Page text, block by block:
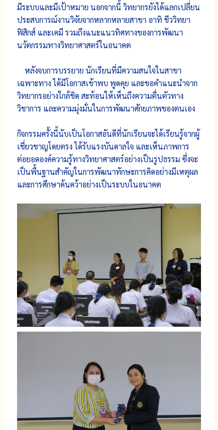
มีระบบและมีเป้าหมาย นอกจากนี้ วิทยากรยังได้แลกเปลี่ยน
ประสบการณ์งานวิจัยจากหลากหลายสาขา อาทิ ชีววิทยา
ฟิสิกส์ และเคมี รวมถึงแนะแนวทิศทางของการพัฒนา
นวัตกรรมทางวิทยาศาสตร์ในอนาคต
หลังจบการบรรยาย นักเรียนที่มีความสนใจในสาขา
เฉพาะทาง ได้มีโอกาสเข้าพบ พูดคุย และขอคำแนะนำจาก
วิทยากรอย่างใกล้ชิด สะท้อนให้เห็นถึงความตื่นตัวทาง
วิชาการ และความมุ่งมั่นในการพัฒนาศักยภาพของตนเอง
กิจกรรมครั้งนี้นับเป็นโอกาสอันดีที่นักเรียนจะได้เรียนรู้จากผู้
เชี่ยวชาญโดยตรง ได้รับแรงบันดาลใจ และเห็นภาพการ
ต่อยอดองค์ความรู้ทางวิทยาศาสตร์อย่างเป็นรูปธรรม ซึ่งจะ
เป็นพื้นฐานสำคัญในการพัฒนาทักษะการคิดอย่างมีเหตุผล
และการศึกษาค้นคว้าอย่างเป็นระบบในอนาคต